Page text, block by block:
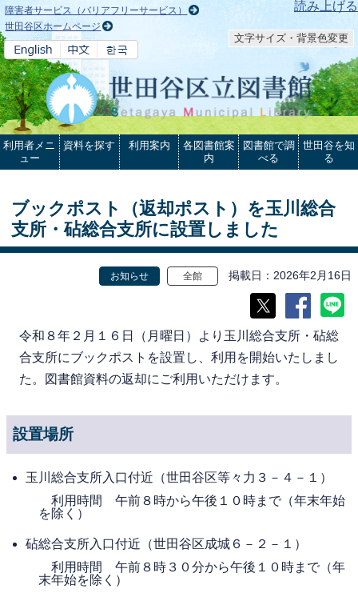
本文へ 読み上げる
障害者サービス（バリアフリーサービス）
世田谷区ホームページ
文字サイズ・背景色変更
利用者メニ
ュー
資料を探す 利用案内
各図書館案
内
図書館で調
べる
世田谷を知
る
ブックポスト（返却ポスト）を玉川総合
支所・砧総合支所に設置しました
お知らせ 全館 掲載日 2026年2月16日
令和８年２月１６日（月曜日）より玉川総合支所・砧総
合支所にブックポストを設置し、利用を開始いたしまし
た。図書館資料の返却にご利用いただけます。
設置場所
玉川総合支所入口付近（世田谷区等々力３－４－１）
利用時間 午前８時から午後１０時まで（年末年始
を除く）
砧総合支所入口付近（世田谷区成城６－２－１）
利用時間 午前８時３０分から午後１０時まで（年
末年始を除く）